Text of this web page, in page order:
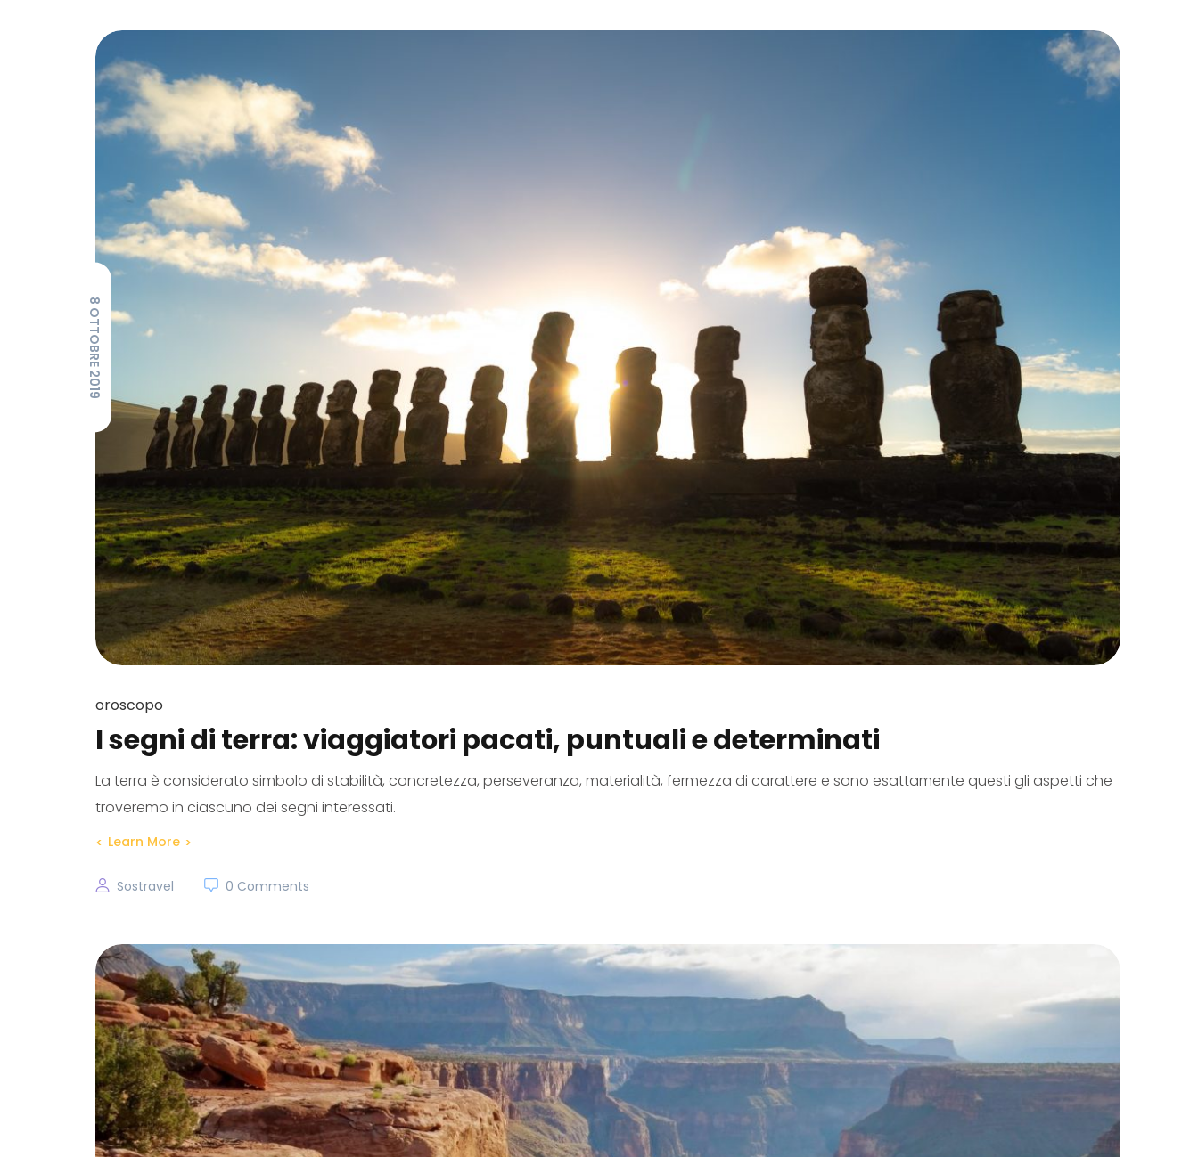
8 OTTOBRE 2019
oroscopo
I segni di terra: viaggiatori pacati, puntuali e determinati
La terra è considerato simbolo di stabilità, concretezza, perseveranza, materialità, fermezza di carattere e sono esattamente questi gli aspetti che
troveremo in ciascuno dei segni interessati.
Learn More
Sostravel 0 Comments